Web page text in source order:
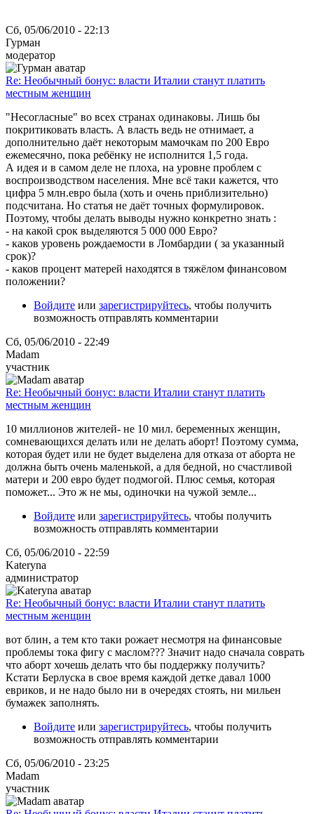
Сб, 05/06/2010 - 22:13
Гурман
модератор
Re: Необычный бонус: власти Италии станут платить
местным женщин
"Несогласные" во всех странах одинаковы. Лишь бы
покритиковать власть. А власть ведь не отнимает, а
дополнительно даёт некоторым мамочкам по 200 Евро
ежемесячно, пока ребёнку не исполнится 1,5 года.
А идея и в самом деле не плоха, на уровне проблем с
воспроизводством населения. Мне всё таки кажется, что
цифра 5 млн.евро была (хоть и очень приблизительно)
подсчитана. Но статья не даёт точных формулировок.
Поэтому, чтобы делать выводы нужно конкретно знать :
- на какой срок выделяются 5 000 000 Евро?
- каков уровень рождаемости в Ломбардии ( за указанный
срок)?
- каков процент матерей находятся в тяжёлом финансовом
положении?
Войдите или зарегистрируйтесь, чтобы получить
возможность отправлять комментарии
Сб, 05/06/2010 - 22:49
Madam
участник
Re: Необычный бонус: власти Италии станут платить
местным женщин
10 миллионов жителей- не 10 мил. беременных женщин,
сомневающихся делать или не делать аборт! Поэтому сумма,
которая будет или не будет выделена для отказа от аборта не
должна быть очень маленькой, а для бедной, но счастливой
матери и 200 евро будет подмогой. Плюс семья, которая
поможет... Это ж не мы, одиночки на чужой земле...
Войдите или зарегистрируйтесь, чтобы получить
возможность отправлять комментарии
Сб, 05/06/2010 - 22:59
Kateryna
администратор
Re: Необычный бонус: власти Италии станут платить
местным женщин
вот блин, а тем кто таки рожает несмотря на финансовые
проблемы тока фигу с маслом??? Значит надо сначала соврать
что аборт хочешь делать что бы поддержку получить?
Кстати Берлуска в свое время каждой детке давал 1000
евриков, и не надо было ни в очередях стоять, ни мильен
бумажек заполнять.
Войдите или зарегистрируйтесь, чтобы получить
возможность отправлять комментарии
Сб, 05/06/2010 - 23:25
Madam
участник